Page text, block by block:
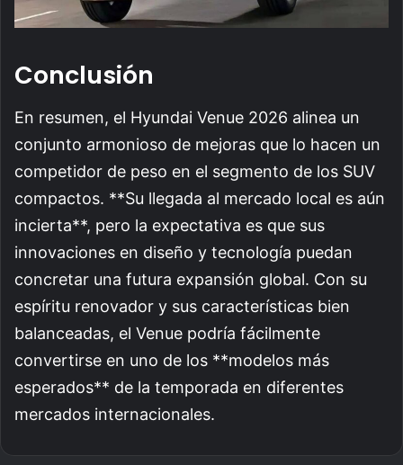
Conclusión
En resumen, el Hyundai Venue 2026 alinea un
conjunto armonioso de mejoras que lo hacen un
competidor de peso en el segmento de los SUV
compactos. **Su llegada al mercado local es aún
incierta**, pero la expectativa es que sus
innovaciones en diseño y tecnología puedan
concretar una futura expansión global. Con su
espíritu renovador y sus características bien
balanceadas, el Venue podría fácilmente
convertirse en uno de los **modelos más
esperados** de la temporada en diferentes
mercados internacionales.